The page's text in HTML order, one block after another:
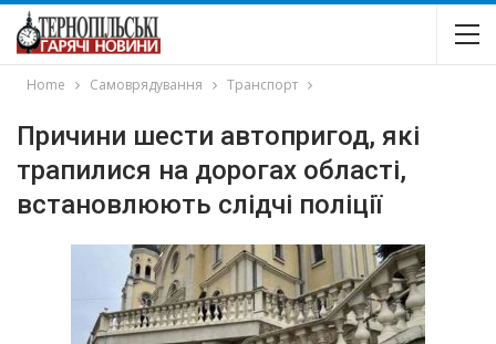
Home Самоврядування Транспорт
Причини шести автопригод, які
трапилися на дорогах області,
встановлюють слідчі поліції